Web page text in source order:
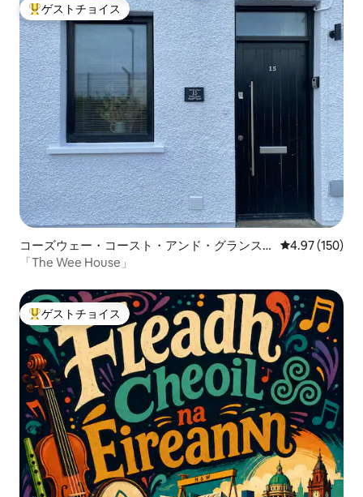
大好評のゲストチョイスです。
ゲストチョイス
コーズウェー・コースト・アンド・グランス
の一軒家
レビュー150
4.97 (150)
「The Wee House」
大好評のゲストチョイスです。
ゲストチョイス